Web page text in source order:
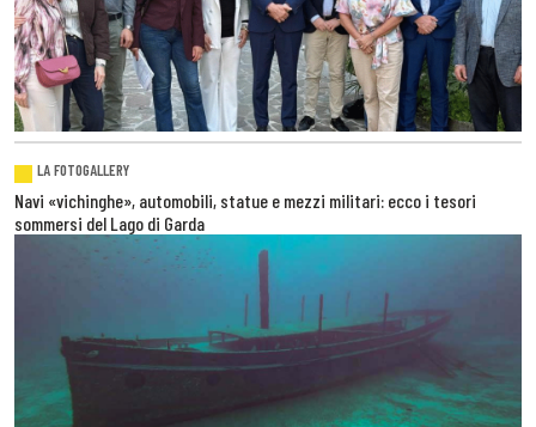
LA FOTOGALLERY
Navi «vichinghe», automobili, statue e mezzi militari: ecco i tesori
sommersi del Lago di Garda